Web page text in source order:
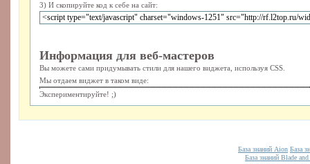
3) И скопируйте код к себе на сайт:
Информация для веб-мастеров
Вы можете сами придумывать стили для нашего виджета, используя CSS.
Мы отдаем виджет в таком виде:
Экспериментируйте! ;)
База знаний Aion База
База знаний Blade